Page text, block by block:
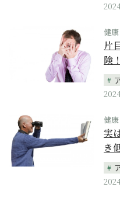
健康
片
険
健康
実
き